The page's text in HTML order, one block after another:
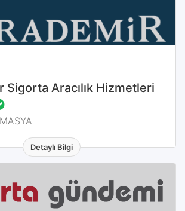
Detaylı Bilgi
Sigorta Aracılık Hizmetleri